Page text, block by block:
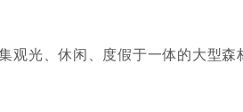
观光、休闲、度假于一体的大型森